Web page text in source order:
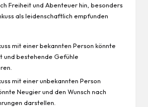
Freiheit und Abenteuer hin, besonders
als leidenschaftlich empfunden
mit einer bekannten Person könnte
und bestehende Gefühle
mit einer unbekannten Person
Neugier und den Wunsch nach
darstellen.